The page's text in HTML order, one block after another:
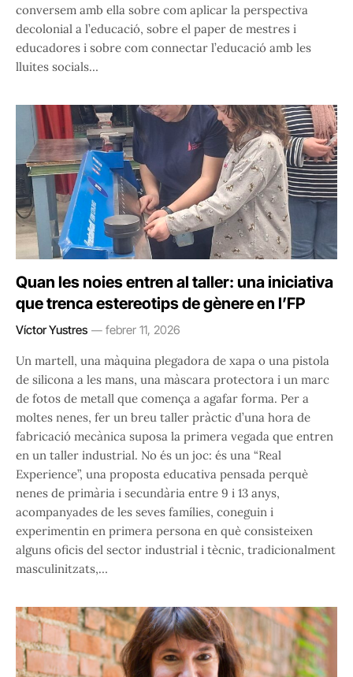
conversem amb ella sobre com aplicar la perspectiva
decolonial a l’educació, sobre el paper de mestres i
educadores i sobre com connectar l’educació amb les
lluites socials…
Quan les noies entren al taller: una iniciativa
que trenca estereotips de gènere en l’FP
Víctor Yustres febrer 11, 2026
Un martell, una màquina plegadora de xapa o una pistola
de silicona a les mans, una màscara protectora i un marc
de fotos de metall que comença a agafar forma. Per a
moltes nenes, fer un breu taller pràctic d’una hora de
fabricació mecànica suposa la primera vegada que entren
en un taller industrial. No és un joc: és una “Real
Experience”, una proposta educativa pensada perquè
nenes de primària i secundària entre 9 i 13 anys,
acompanyades de les seves famílies, coneguin i
experimentin en primera persona en què consisteixen
alguns oficis del sector industrial i tècnic, tradicionalment
masculinitzats,…